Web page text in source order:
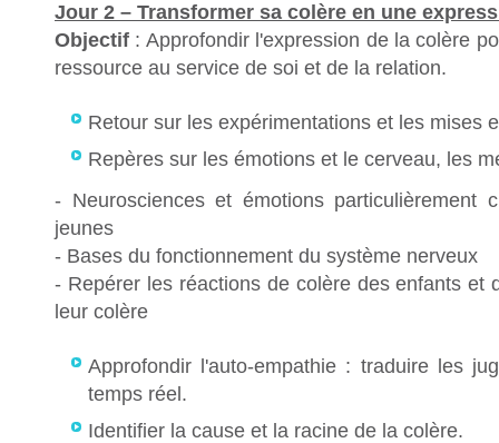
Jour 2 – Transformer sa colère en une
Objectif : Approfondir l'expression de la colère
ressource au service de soi et de la relation.
Retour sur les expérimentations et les mises
Repères sur les émotions et le cerveau, les
- Neurosciences et émotions particulièrement
jeunes
- Bases du fonctionnement du système nerveux
- Repérer les réactions de colère des enfants et
leur colère
Approfondir l'auto-empathie : traduire les
temps réel.
Identifier la cause et la racine de la colère.